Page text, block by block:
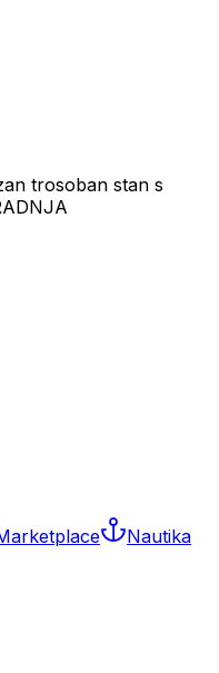
trosoban stan s
Nautika